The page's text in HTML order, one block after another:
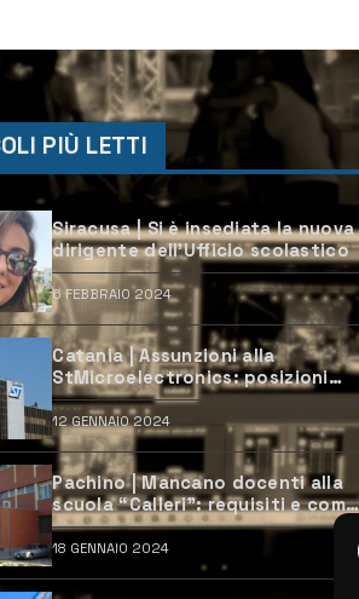
PIÙ LETTI
Siracusa | Si è insediata la nuova
dirigente dell’Ufficio scolastico
6 FEBBRAIO 2024
Catania | Assunzioni alla
StMicroelectronics: posizioni
aperte e come candidarsi
12 GENNAIO 2024
Pachino | Mancano docenti alla
scuola “Calleri”: requisiti e come
candidarsi
18 GENNAIO 2024